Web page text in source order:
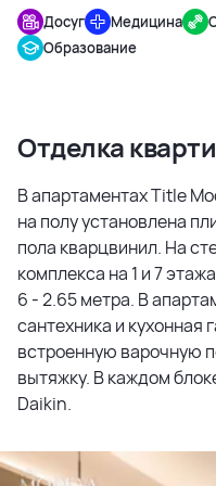
Досуг Медицина
Образование
Отделка
В апартаментах Title
на полу установлена
пола кварцвинил. На
комплекса на 1 и 7
6 - 2.65 метра. В
сантехника и кухонная
встроенную варочную
вытяжку. В каждом
Daikin.